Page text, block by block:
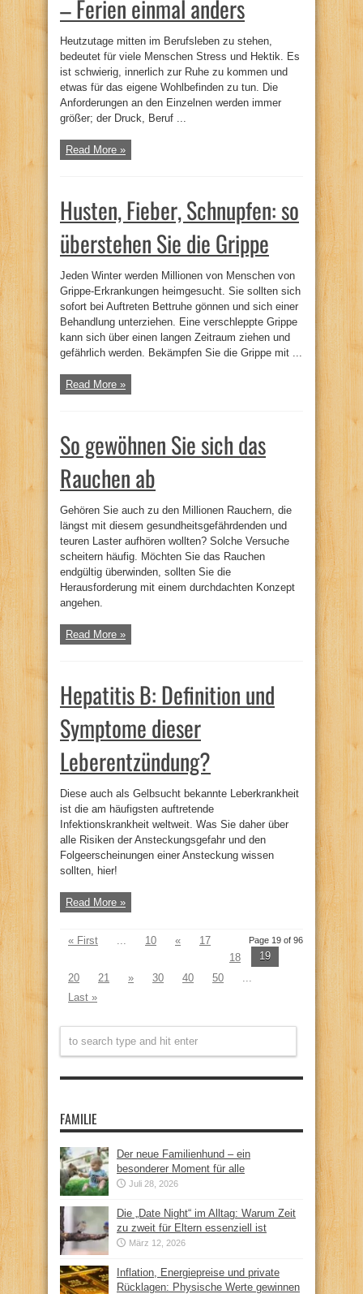
– Ferien einmal anders
Heutzutage mitten im Berufsleben zu stehen,
bedeutet für viele Menschen Stress und Hektik. Es
ist schwierig, innerlich zur Ruhe zu kommen und
etwas für das eigene Wohlbefinden zu tun. Die
Anforderungen an den Einzelnen werden immer
größer; der Druck, Beruf ...
Read More »
Husten, Fieber, Schnupfen: so
überstehen Sie die Grippe
Jeden Winter werden Millionen von Menschen von
Grippe-Erkrankungen heimgesucht. Sie sollten sich
sofort bei Auftreten Bettruhe gönnen und sich einer
Behandlung unterziehen. Eine verschleppte Grippe
kann sich über einen langen Zeitraum ziehen und
gefährlich werden. Bekämpfen Sie die Grippe mit ...
Read More »
So gewöhnen Sie sich das
Rauchen ab
Gehören Sie auch zu den Millionen Rauchern, die
längst mit diesem gesundheitsgefährdenden und
teuren Laster aufhören wollten? Solche Versuche
scheitern häufig. Möchten Sie das Rauchen
endgültig überwinden, sollten Sie die
Herausforderung mit einem durchdachten Konzept
angehen.
Read More »
Hepatitis B: Definition und
Symptome dieser
Leberentzündung?
Diese auch als Gelbsucht bekannte Leberkrankheit
ist die am häufigsten auftretende
Infektionskrankheit weltweit. Was Sie daher über
alle Risiken der Ansteckungsgefahr und den
Folgeerscheinungen einer Ansteckung wissen
sollten, hier!
Read More »
Page 19 of 96
« First 10 «
17
18
19
20
21 » 30 40 50
Last »
FAMILIE
Der neue Familienhund – ein
besonderer Moment für alle
Juli 28, 2026
Die „Date Night“ im Alltag: Warum Zeit
zu zweit für Eltern essenziell ist
März 12, 2026
Inflation, Energiepreise und private
Rücklagen: Physische Werte gewinnen